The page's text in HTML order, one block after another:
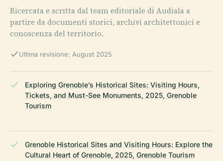
Ricercata e scritta dal team editoriale di Audiala a
partire da documenti storici, archivi architettonici e
conoscenza del territorio.
Ultima revisione: August 2025
Exploring Grenoble’s Historical Sites: Visiting Hours,
Tickets, and Must-See Monuments, 2025, Grenoble
Tourism
Grenoble Historical Sites and Visiting Hours: Explore the
Cultural Heart of Grenoble, 2025, Grenoble Tourism